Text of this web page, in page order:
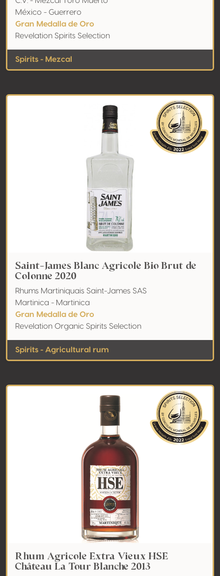
México - Guerrero
Gran Medalla de Oro
Revelation Spirits Selection
Spirits - Mezcal
Saint-James Blanc Agricole Bio Brut de
Colonne 2020
Rhums Martiniquais Saint-James SAS
Martinica - Martinica
Gran Medalla de Oro
Revelation Organic Spirits Selection
Spirits - Agricultural rum
Rhum Agricole Extra Vieux HSE
Château La Tour Blanche 2013